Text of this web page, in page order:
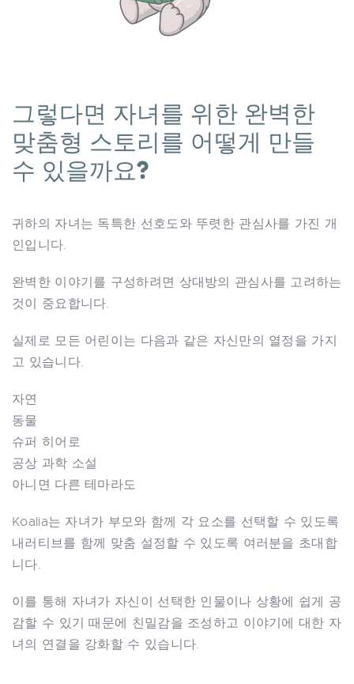
그렇다면 자녀를 위한 완벽한
맞춤형 스토리를 어떻게 만들
수 있을까요?
귀하의 자녀는 독특한 선호도와 뚜렷한 관심사를 가진 개
인입니다.
완벽한 이야기를 구성하려면 상대방의 관심사를 고려하는
것이 중요합니다.
실제로 모든 어린이는 다음과 같은 자신만의 열정을 가지
고 있습니다.
자연
동물
슈퍼 히어로
공상 과학 소설
아니면 다른 테마라도
Koalia는 자녀가 부모와 함께 각 요소를 선택할 수 있도록
내러티브를 함께 맞춤 설정할 수 있도록 여러분을 초대합
니다.
이를 통해 자녀가 자신이 선택한 인물이나 상황에 쉽게 공
감할 수 있기 때문에 친밀감을 조성하고 이야기에 대한 자
녀의 연결을 강화할 수 있습니다.